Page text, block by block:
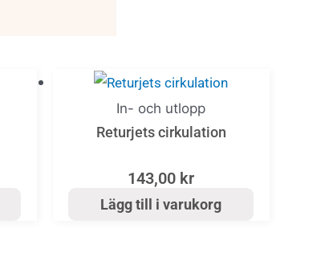
In- och utlopp
Returjets cirkulation
143,00 kr
Lägg till i varukorg